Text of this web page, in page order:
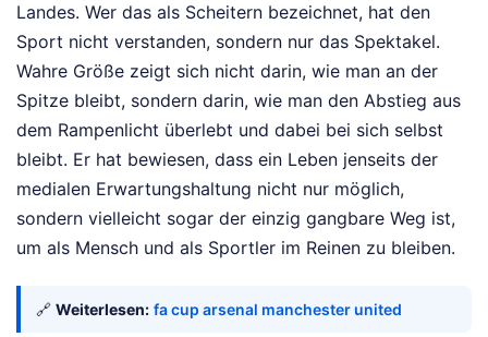
Landes. Wer das als Scheitern bezeichnet, hat den
Sport nicht verstanden, sondern nur das Spektakel.
Wahre Größe zeigt sich nicht darin, wie man an der
Spitze bleibt, sondern darin, wie man den Abstieg aus
dem Rampenlicht überlebt und dabei bei sich selbst
bleibt. Er hat bewiesen, dass ein Leben jenseits der
medialen Erwartungshaltung nicht nur möglich,
sondern vielleicht sogar der einzig gangbare Weg ist,
um als Mensch und als Sportler im Reinen zu bleiben.
🔗 Weiterlesen: fa cup arsenal manchester united